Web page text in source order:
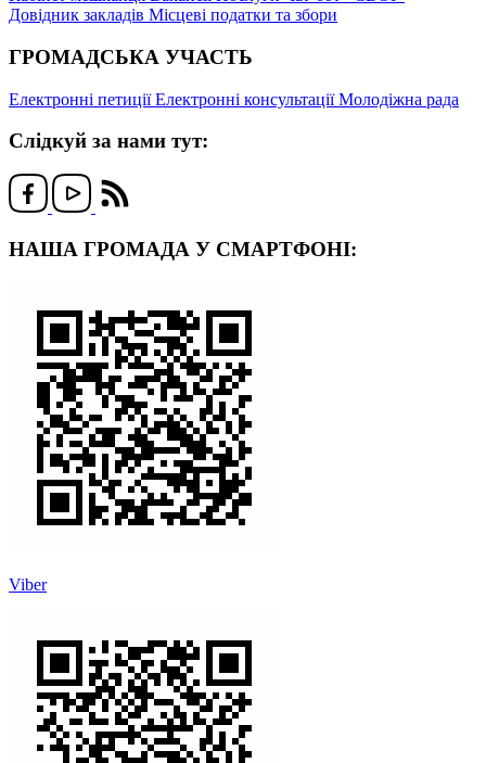
Довідник закладів Місцеві податки та збори
ГРОМАДСЬКА УЧАСТЬ
Електронні петиціїЕлектронні консультаціїМолодіжна рада
Слідкуй за нами тут:
НАША ГРОМАДА У СМАРТФОНІ:
Viber